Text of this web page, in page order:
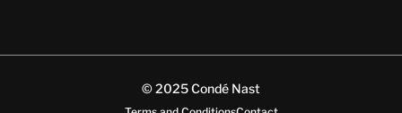
© 2025 Condé Nast